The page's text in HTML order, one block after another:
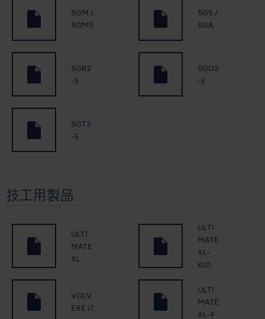
SGM /
SGMS
SGS /
SGA
SGR2
-E
SGO2
-E
SGT2
-E
技工用製品
ULTI
MATE
XL
ULTI
MATE
XL-
K/D
VOLV
ERE i7
ULTI
MATE
XL-F